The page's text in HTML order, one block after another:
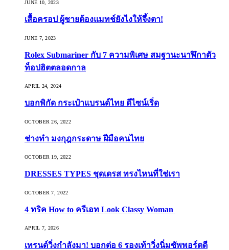
JUNE 10, 2023
เสื้อครอป ผู้ชายต้องแมทช์ยังไงให้จึ้งตา!
JUNE 7, 2023
Rolex Submariner กับ 7 ความพิเศษ สมฐานะนาฬิกาตัว
ท็อปฮิตตลอดกาล
APRIL 24, 2024
บอกพิกัด กระเป๋าแบรนด์ไทย ดีไซน์เริ่ด
OCTOBER 26, 2022
ช่างทำ มงกุฎกระดาษ ฝีมือคนไทย
OCTOBER 19, 2022
DRESSES TYPES ชุดเดรส ทรงไหนที่ใช่เรา
OCTOBER 7, 2022
4 ทริค How to ครีเอท Look Classy Woman
APRIL 7, 2026
เทรนด์วิ่งกำลังมา! บอกต่อ 6 รองเท้าวิ่งนิ่มซัพพอร์ตดี